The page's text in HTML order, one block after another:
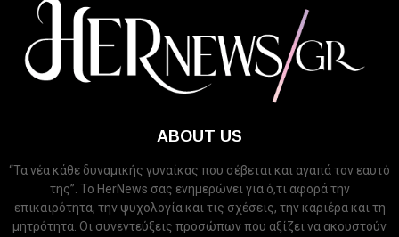
ABOUT US
“Τα νέα κάθε δυναμικής γυναίκας που σέβεται και αγαπά τον εαυτό
της”. Το HerNews σας ενημερώνει για ό,τι αφορά την
επικαιρότητα, την ψυχολογία και τις σχέσεις, την καριέρα και τη
μητρότητα. Οι συνεντεύξεις προσώπων που αξίζει να ακουστούν